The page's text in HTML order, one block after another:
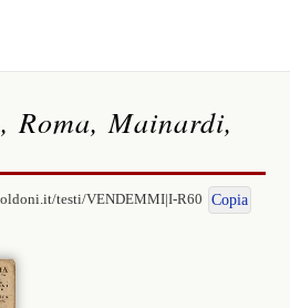
Roma, Mainardi,
testi/VENDEMMI|I-R60 Copia